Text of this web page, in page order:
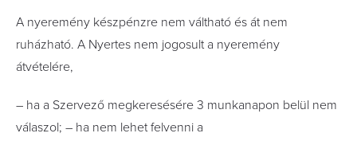
A nyeremény készpénzre nem váltható és át nem
ruházható. A Nyertes nem jogosult a nyeremény
átvételére,
– ha a Szervező megkeresésére 3 munkanapon belül nem
válaszol; – ha nem lehet felvenni a